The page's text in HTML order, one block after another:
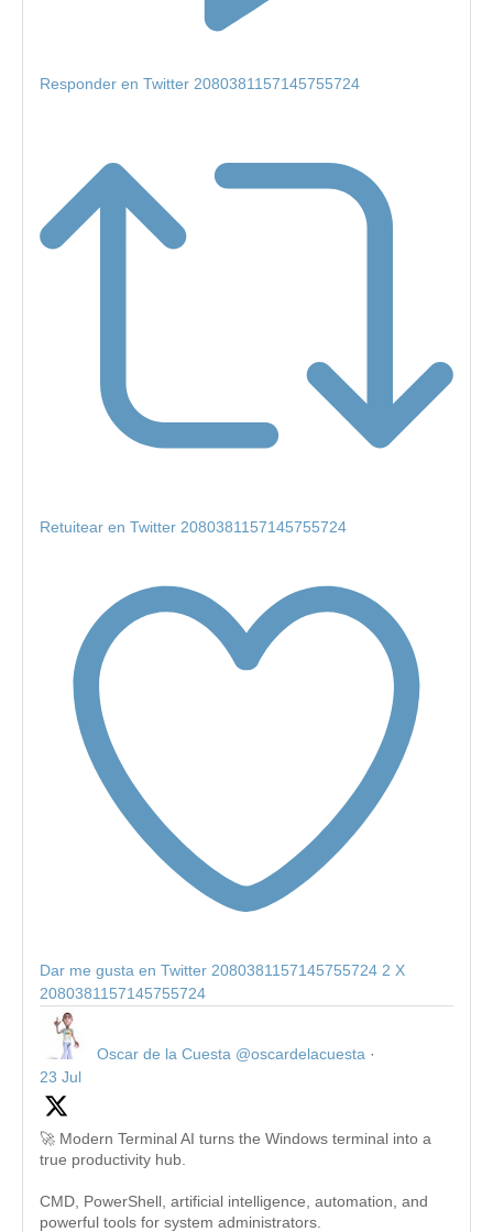
Responder en Twitter 2080381157145755724
Retuitear en Twitter 2080381157145755724
Dar me gusta en Twitter 2080381157145755724 2 X
2080381157145755724
Oscar de la Cuesta @oscardelacuesta ·
23 Jul
🚀 Modern Terminal AI turns the Windows terminal into a
true productivity hub.
CMD, PowerShell, artificial intelligence, automation, and
powerful tools for system administrators.